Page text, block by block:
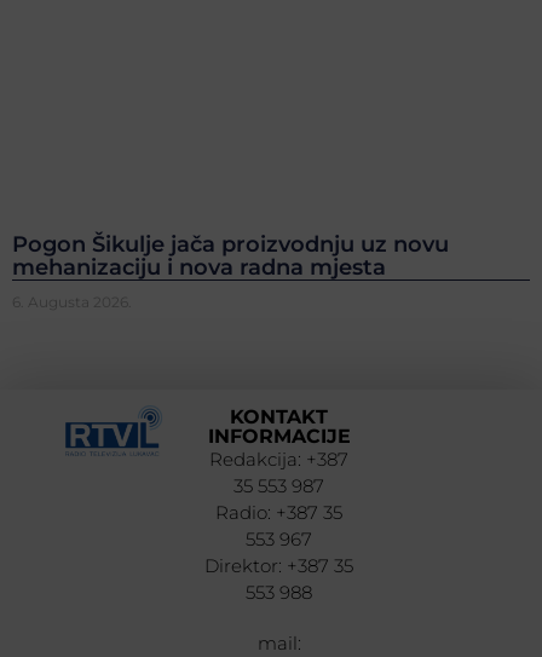
Pogon Šikulje jača proizvodnju uz novu
mehanizaciju i nova radna mjesta
6. Augusta 2026.
KONTAKT
INFORMACIJE
Redakcija: +387
35 553 987
Radio: +387 35
553 967
Direktor: +387 35
553 988
mail: